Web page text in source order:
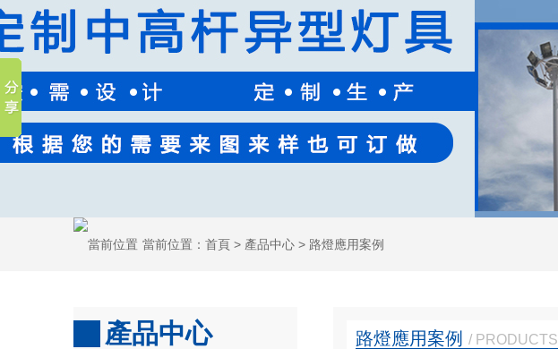
當前位置： 首頁 > 產品中心 > 路燈應用案例
產品中心 路燈應用案例 / PRODUCTS